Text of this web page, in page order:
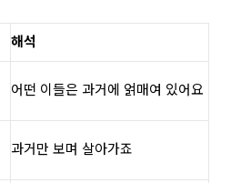
해석
어떤 이들은 과거에 얽매여 있어요
과거만 보며 살아가죠